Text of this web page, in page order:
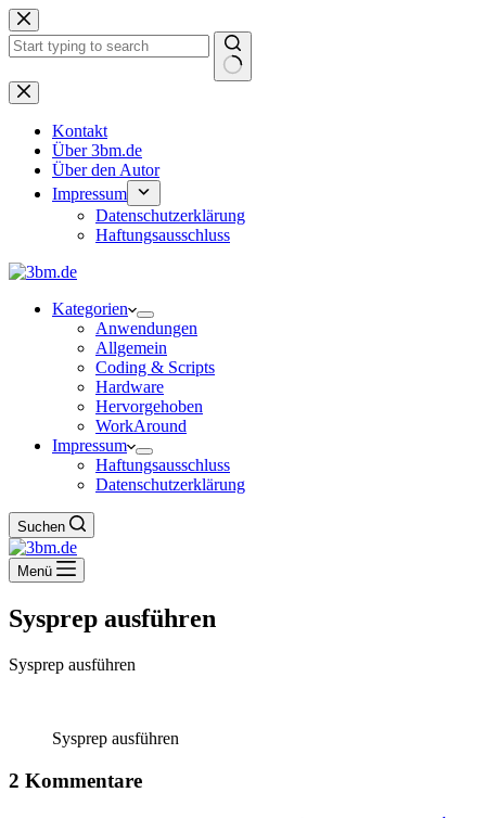
Zum
Inhalt
springen
Keine
Ergebnisse
Kontakt
Über 3bm.de
Über den Autor
Impressum
Datenschutzerklärung
Haftungsausschluss
Kategorien
Anwendungen
Allgemein
Coding & Scripts
Hardware
Hervorgehoben
WorkAround
Impressum
Haftungsausschluss
Datenschutzerklärung
Suchen
Menü
Sysprep ausführen
Sysprep ausführen
Sysprep ausführen
2 Kommentare